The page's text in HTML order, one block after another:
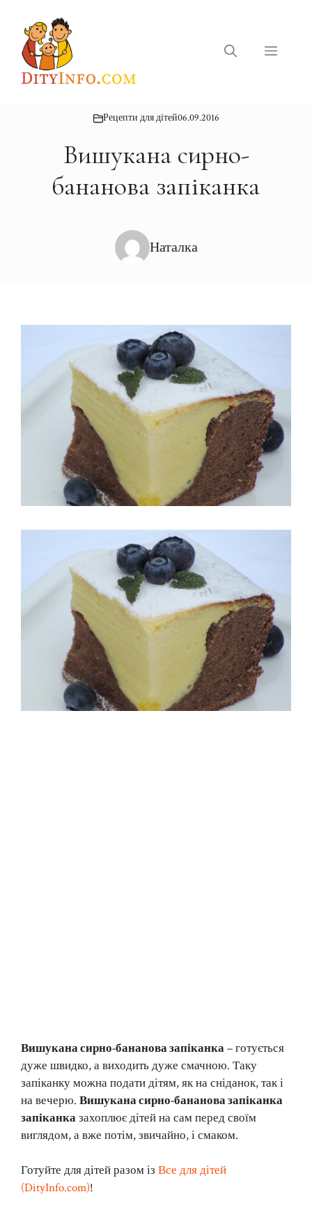
вмісту
Меню
Рецепти для дітей06.09.2016
Вишукана сирно-
бананова запіканка
Наталка
Вишукана сирно-бананова запіканка– готується
дуже швидко, а виходить дуже смачною. Таку
запіканку можна подати дітям, як на сніданок, так і
на вечерю. Вишукана сирно-бананова запіканка
запіканказахоплює дітей на сам перед своїм
виглядом, а вже потім, звичайно, і смаком.
Готуйте для дітей разом із Все для дітей
(DityInfo.com)!